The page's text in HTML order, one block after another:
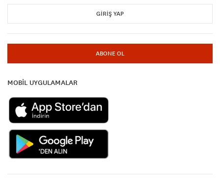
GIRIŞ YAP
ABONE OL
MOBİL UYGULAMALAR